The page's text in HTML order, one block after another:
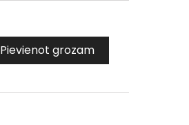
Pievienot grozam